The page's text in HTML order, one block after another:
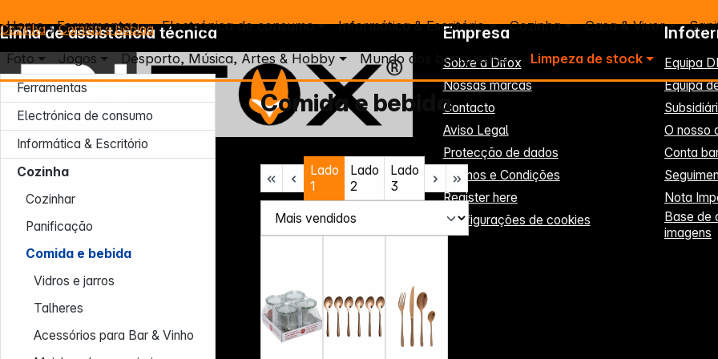
Home Ferramentas Electrónica de consumo Informática & Escritório Cozinha Casa & Viver
Foto Jogos Desporto, Música, Artes & Hobby Mundo dos brinquedos Limpeza de stock
Cozinha Comida e bebida
Ferramentas
Electrónica de consumo
Informática & Escritório
Cozinha
Cozinhar
Panificação
Comida e bebida
Vidros e jarros
Talheres
Acessórios para Bar & Vinho
Comida e bebida
Lado
1
Lado
2
Lado
3
Linha de assistência técnica
Seg – Qui: 7:30 – 16:30 (CET)
Sex: 7:30 – 13:30 (CET)
Tel.: +49 931 9708 - 466
Empresa
Sobre a Difox
Nossas marcas
Contacto
Aviso Legal
Protecção de dados
Termos e Condições
Register here
Configurações de cookies
Equipa
Equipa
O nosso
Conta
Nota
Base de
imagens